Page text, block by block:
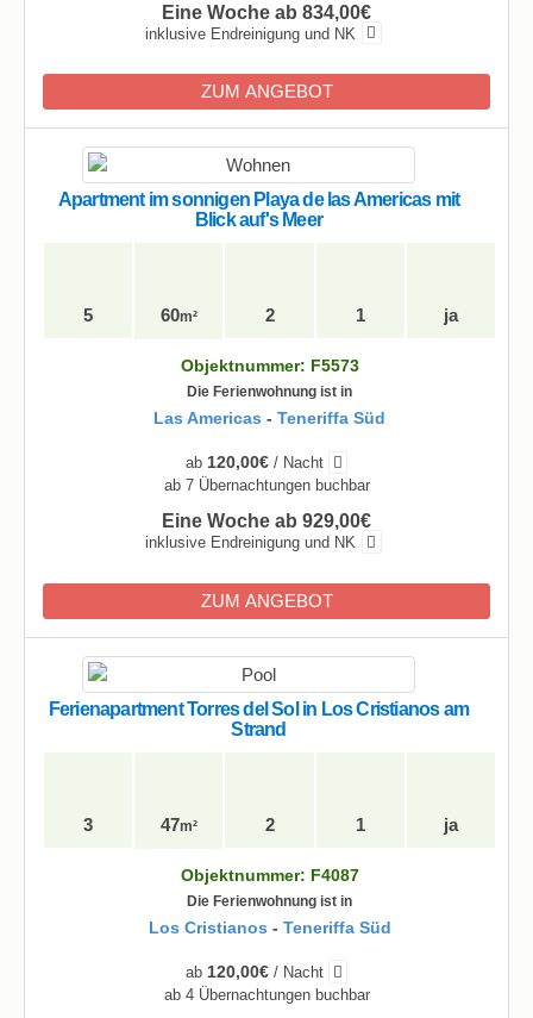
Eine Woche ab 834,00€
inklusive Endreinigung und NK
ZUM ANGEBOT
Apartment im sonnigen Playa de las Americas mit
Blick auf's Meer
5 60m² 2 1 ja
Objektnummer: F5573
Die Ferienwohnung ist in
Las Americas - Teneriffa Süd
ab 120,00€/ Nacht
ab 7 Übernachtungen buchbar
Eine Woche ab 929,00€
inklusive Endreinigung und NK
ZUM ANGEBOT
Ferienapartment Torres del Sol in Los Cristianos am
Strand
3 47m² 2 1 ja
Objektnummer: F4087
Die Ferienwohnung ist in
Los Cristianos - Teneriffa Süd
ab 120,00€/ Nacht
ab 4 Übernachtungen buchbar